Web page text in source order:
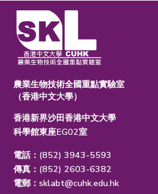
農業生物技術全國重點實驗室
（香港中文大學）
香港新界沙田香港中文大學
科學館東座EG02室
電話：(852) 3943-5593
傳真：(852) 2603-6382
電郵：sklabt@cuhk.edu.hk